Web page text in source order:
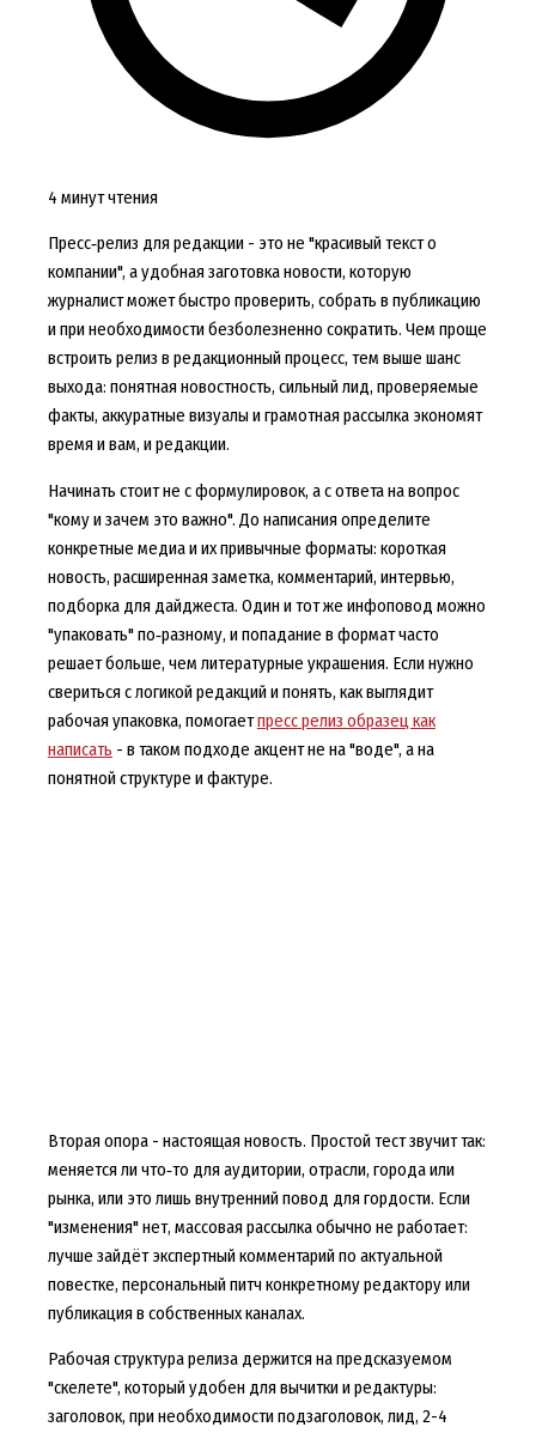
4 минут чтения
Пресс‑релиз для редакции - это не "красивый текст о
компании", а удобная заготовка новости, которую
журналист может быстро проверить, собрать в публикацию
и при необходимости безболезненно сократить. Чем проще
встроить релиз в редакционный процесс, тем выше шанс
выхода: понятная новостность, сильный лид, проверяемые
факты, аккуратные визуалы и грамотная рассылка экономят
время и вам, и редакции.
Начинать стоит не с формулировок, а с ответа на вопрос
"кому и зачем это важно". До написания определите
конкретные медиа и их привычные форматы: короткая
новость, расширенная заметка, комментарий, интервью,
подборка для дайджеста. Один и тот же инфоповод можно
"упаковать" по‑разному, и попадание в формат часто
решает больше, чем литературные украшения. Если нужно
свериться с логикой редакций и понять, как выглядит
рабочая упаковка, помогаетпресс релиз образец как
написать - в таком подходе акцент не на "воде", а на
понятной структуре и фактуре.
Вторая опора - настоящая новость. Простой тест звучит так:
меняется ли что‑то для аудитории, отрасли, города или
рынка, или это лишь внутренний повод для гордости. Если
"изменения" нет, массовая рассылка обычно не работает:
лучше зайдёт экспертный комментарий по актуальной
повестке, персональный питч конкретному редактору или
публикация в собственных каналах.
Рабочая структура релиза держится на предсказуемом
"скелете", который удобен для вычитки и редактуры:
заголовок, при необходимости подзаголовок, лид, 2-4